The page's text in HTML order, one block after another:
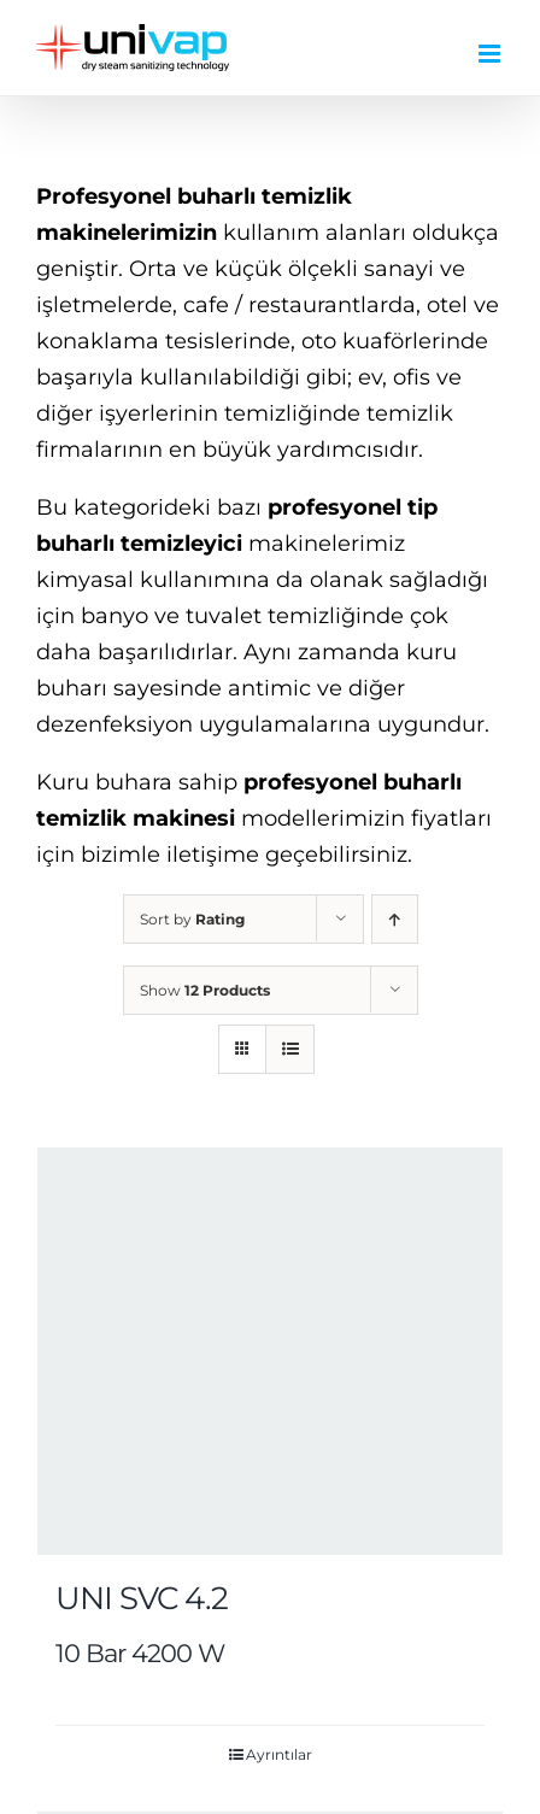
Profesyonel buharlı temizlik
makinelerimizin kullanım alanları oldukça
geniştir. Orta ve küçük ölçekli sanayi ve
işletmelerde, cafe / restaurantlarda, otel ve
konaklama tesislerinde, oto kuaförlerinde
başarıyla kullanılabildiği gibi; ev, ofis ve
diğer işyerlerinin temizliğinde temizlik
firmalarının en büyük yardımcısıdır.
Bu kategorideki bazı profesyonel tip
buharlı temizleyici makinelerimiz
kimyasal kullanımına da olanak sağladığı
için banyo ve tuvalet temizliğinde çok
daha başarılıdırlar. Aynı zamanda kuru
buharı sayesinde antimic ve diğer
dezenfeksiyon uygulamalarına uygundur.
Kuru buhara sahip profesyonel buharlı
temizlik makinesi modellerimizin fiyatları
için bizimle iletişime geçebilirsiniz.
Sort by Rating
Show 12 Products
UNI SVC 4.2
10 Bar 4200 W
Ayrıntılar